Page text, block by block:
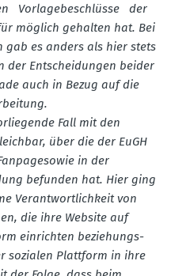
Vorla­ge­be­schlüsse der
möglich gehalten hat. Bei
gab es anders als hier stets
der Entschei­dungen beider
auch in Bezug auf die
Fall mit den
über die der EuGH
in der
befunden hat. Hier ging
Verant­wort­lichkeit von
die ihre Website auf
einrichten bezie­hungs­
sozialen Plattform in ihre